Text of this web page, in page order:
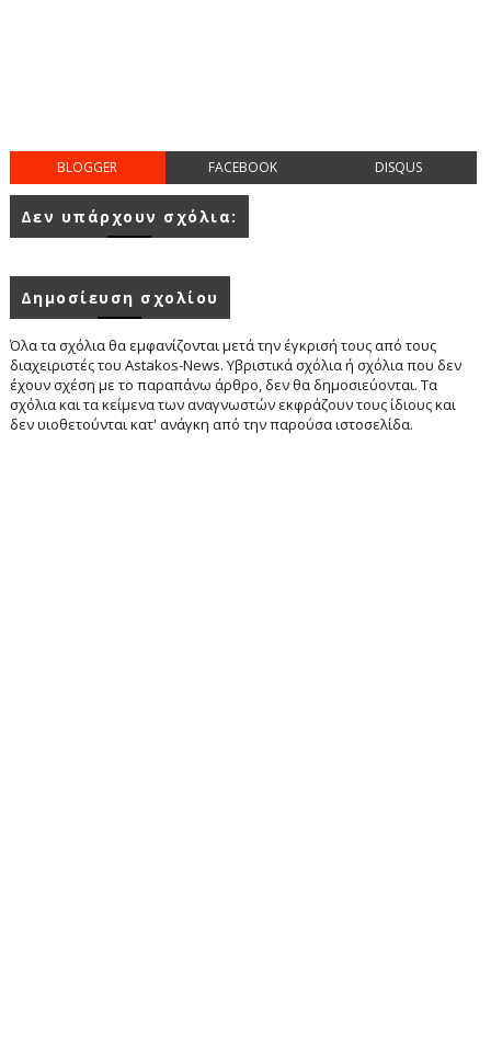
BLOGGER FACEBOOK DISQUS
Δεν υπάρχουν σχόλια:
Δημοσίευση σχολίου
Όλα τα σχόλια θα εμφανίζονται μετά την έγκρισή τους από τους
διαχειριστές του Astakos-News. Υβριστικά σχόλια ή σχόλια που δεν
έχουν σχέση με το παραπάνω άρθρο, δεν θα δημοσιεύονται. Τα
σχόλια και τα κείμενα των αναγνωστών εκφράζουν τους ίδιους και
δεν υιοθετούνται κατ' ανάγκη από την παρούσα ιστοσελίδα.